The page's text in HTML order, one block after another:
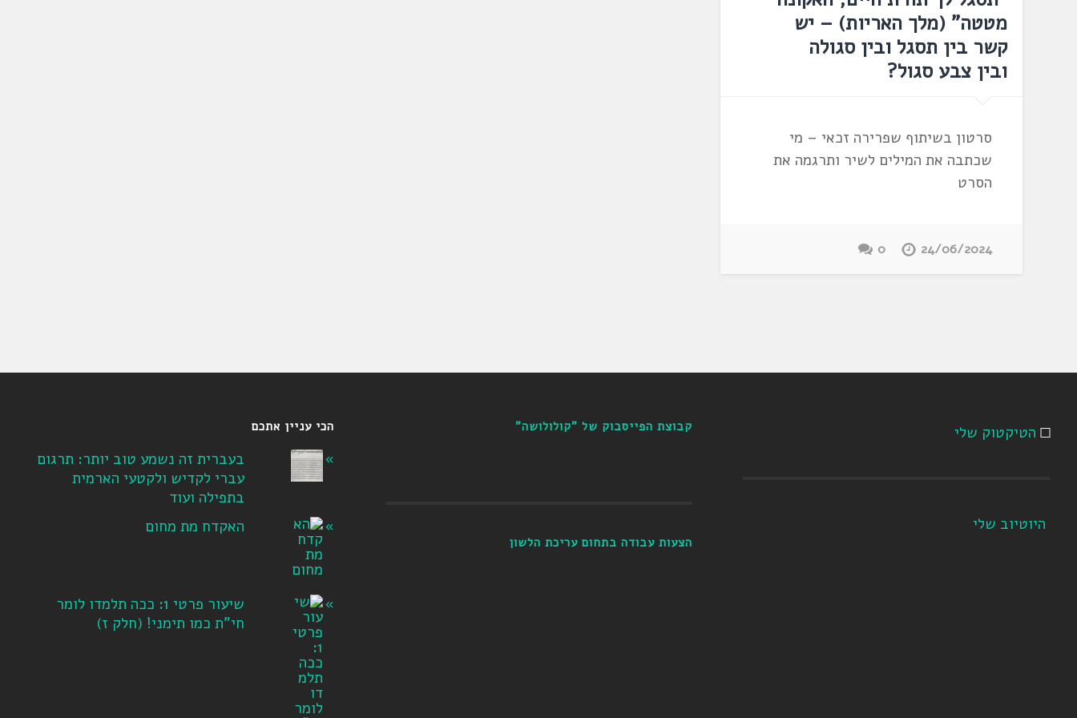
מטטה" (מלך האריות) – יש
קשר בין תסגל ובין סגולה
ובין צבע סגול?
סרטון בשיתוף שפרירה זכאי – מי
שכתבה את המילים לשיר ותרגמה את
הסרט
24/06/2024
0
הטיקטוק שלי
היוטיוב שלי
קבוצת הפייסבוק של "קולולושה"
הצעות עבודה בתחום עריכת הלשון
הכי עניין אתכם
בעברית זה נשמע טוב יותר: תרגום
עברי לקדיש ולקטעי הארמית
בתפילה ועוד
האקדח מת מחום
שיעור פרטי 1: ככה תלמדו לומר
חי"ת כמו תימני! ‏(חלק ז‏)